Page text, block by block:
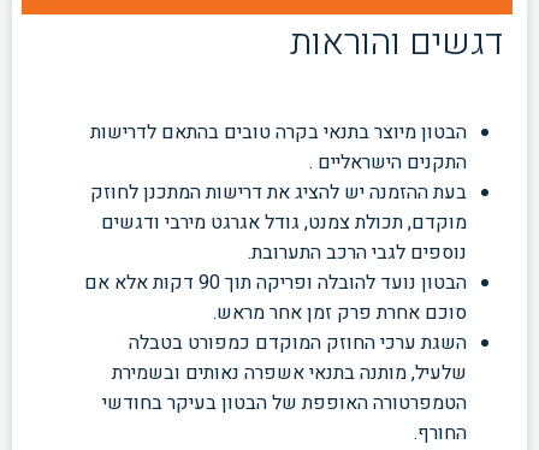
דגשים והוראות
הבטון מיוצר בתנאי בקרה טובים בהתאם לדרישות
התקנים הישראליים .
בעת ההזמנה יש להציג את דרישות המתכנן לחוזק
מוקדם, תכולת צמנט, גודל אגרגט מירבי ודגשים
נוספים לגבי הרכב התערובת.
הבטון נועד להובלה ופריקה תוך 90 דקות אלא אם
סוכם אחרת פרק זמן אחר מראש.
השגת ערכי החוזק המוקדם כמפורט בטבלה
שלעיל, מותנה בתנאי אשפרה נאותים ובשמירת
הטמפרטורה האופפת של הבטון בעיקר בחודשי
החורף.